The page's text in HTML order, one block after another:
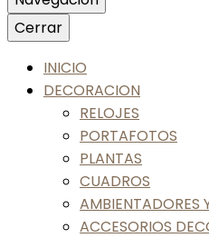
Home
Nos gusta tu casa, nos
Cerrar
INICIO
DECORACION
RELOJES
PORTAFOTOS
PLANTAS
CUADROS
AMBIENTADORES
ACCESORIOS